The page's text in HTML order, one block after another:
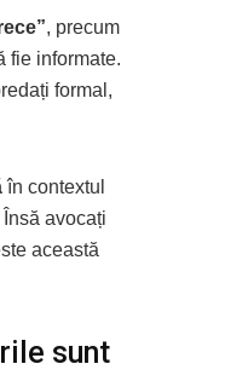
, precum
fie informate.
formal,
în contextul
avocați
această
sunt